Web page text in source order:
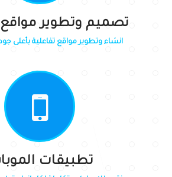
تصميم وتطوير مواقع
انشاء وتطوير مواقع تفاعلية بأعلى
تطبيقات